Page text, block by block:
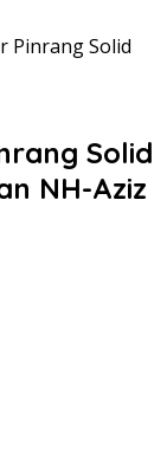
Pinrang Solid
Solid
NH-Aziz